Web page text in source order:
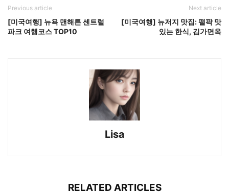
Previous article
[미국여행] 뉴욕 맨해튼 센트럴
파크 여행코스 TOP10
Next article
[미국여행] 뉴저지 맛집: 팰팍 맛
있는 한식, 김가면옥
Lisa
RELATED ARTICLES